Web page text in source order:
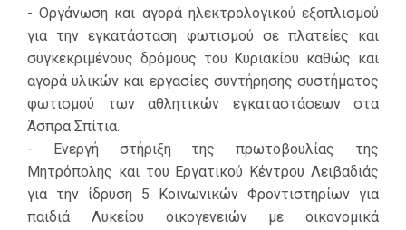
- Οργάνωση και αγορά ηλεκτρολογικού εξοπλισμού
για την εγκατάσταση φωτισμού σε πλατείες και
συγκεκριμένους δρόμους του Κυριακίου καθώς και
αγορά υλικών και εργασίες συντήρησης συστήματος
φωτισμού των αθλητικών εγκαταστάσεων στα
Άσπρα Σπίτια.
- Ενεργή στήριξη της πρωτοβουλίας της
Μητρόπολης και του Εργατικού Κέντρου Λειβαδιάς
για την ίδρυση 5 Κοινωνικών Φροντιστηρίων για
παιδιά Λυκείου οικογενειών με οικονομικά